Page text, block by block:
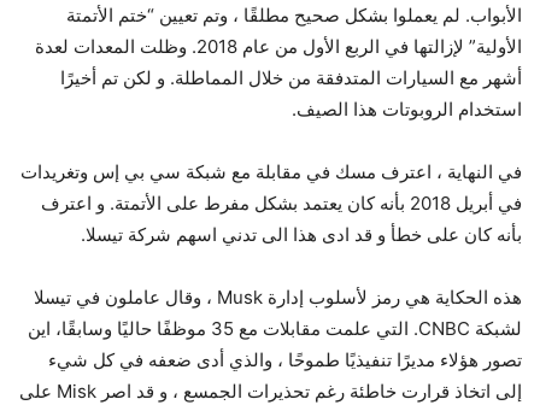
الأبواب. لم يعملوا بشكل صحيح مطلقًا ، وتم تعيين “ختم الأتمتة
الأولية” لإزالتها في الربع الأول من عام 2018. وظلت المعدات لعدة
أشهر مع السيارات المتدفقة من خلال المماطلة. و لكن تم أخيرًا
استخدام الروبوتات هذا الصيف.
في النهاية ، اعترف مسك في مقابلة مع شبكة سي بي إس وتغريدات
في أبريل 2018 بأنه كان يعتمد بشكل مفرط على الأتمتة. و اعترف
بأنه كان على خطأ و قد ادى هذا الى تدني اسهم شركة تيسلا.
هذه الحكاية هي رمز لأسلوب إدارة Musk ، وقال عاملون في تيسلا
لشبكة CNBC. التي علمت مقابلات مع 35 موظفًا حاليًا وسابقًا، اين
تصور هؤلاء مديرًا تنفيذيًا طموحًا ، والذي أدى ضعفه في كل شيء
إلى اتخاذ قرارت خاطئة رغم تحذيرات الجمسع ، و قد اصر Misk على